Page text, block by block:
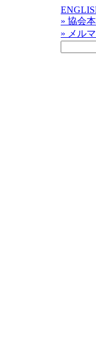
» 協会
» メル